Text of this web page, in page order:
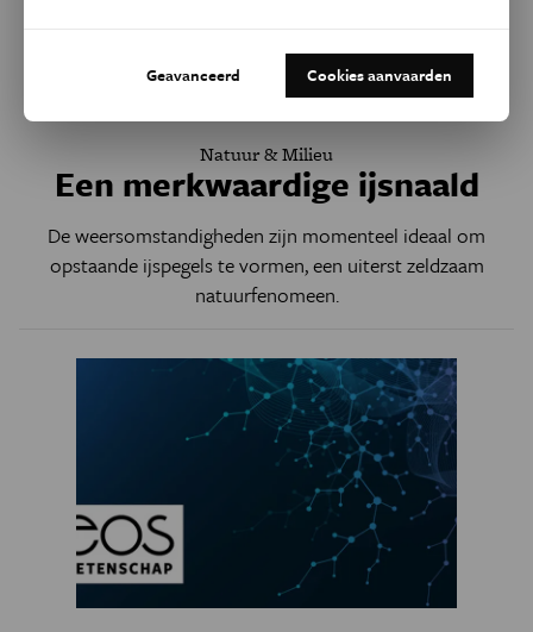
Natuur & Milieu
Een merkwaardige ijsnaald
De weersomstandigheden zijn momenteel ideaal om
opstaande ijspegels te vormen, een uiterst zeldzaam
natuurfenomeen.
Geavanceerd Cookies aanvaarden